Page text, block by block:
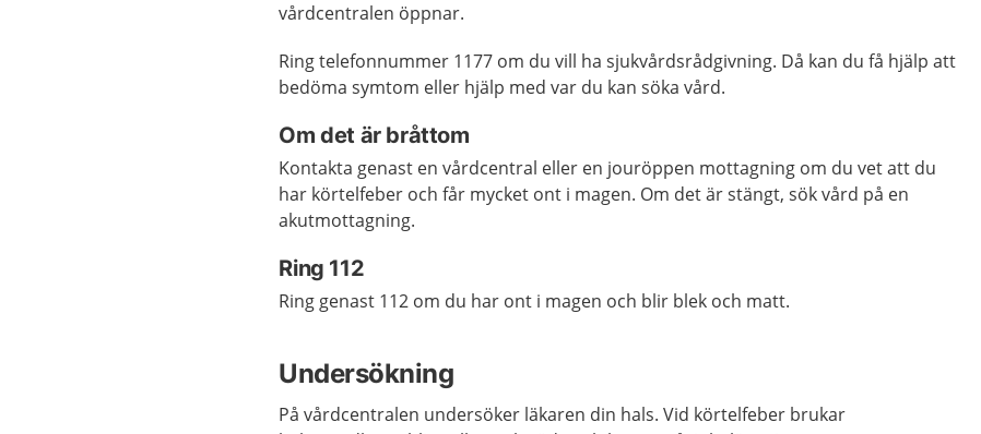
vårdcentralen öppnar.
Ring telefonnummer 1177 om du vill ha sjukvårdsrådgivning. Då kan du få hjälp att
bedöma symtom eller hjälp med var du kan söka vård.
Om det är bråttom
Kontakta genast en vårdcentral eller en jouröppen mottagning om du vet att du
har körtelfeber och får mycket ont i magen. Om det är stängt, sök vård på en
akutmottagning.
Ring 112
Ring genast 112 om du har ont i magen och blir blek och matt.
Undersökning
På vårdcentralen undersöker läkaren din hals. Vid körtelfeber brukar